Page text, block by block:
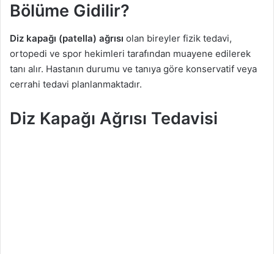
Bölüme Gidilir?
Diz kapağı (patella) ağrısı olan bireyler fizik tedavi,
ortopedi ve spor hekimleri tarafından muayene edilerek
tanı alır. Hastanın durumu ve tanıya göre konservatif veya
cerrahi tedavi planlanmaktadır.
Diz Kapağı Ağrısı Tedavisi